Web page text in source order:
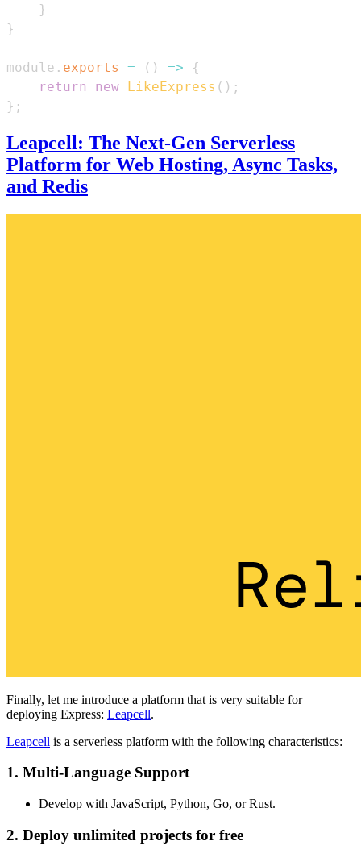
}
}
module . exports = ( ) =>
{
return
new LikeExpress ( ) ;
} ;
Leapcell: The Next-Gen Serverless
Platform for Web Hosting, Async Tasks,
and Redis
Finally, let me introduce a platform that is very suitable for
deploying Express: Leapcell.
Leapcell is a serverless platform with the following characteristics:
1. Multi-Language Support
Develop with JavaScript, Python, Go, or Rust.
2. Deploy unlimited projects for free